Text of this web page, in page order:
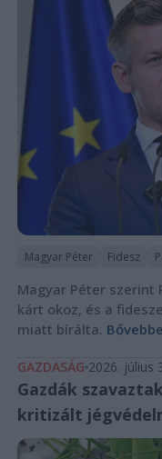
Magyar Péter Fidesz
Magyar Péter szerint
kárt okoz, és a
miatt bírálta.
GAZDASÁG 2026. július
Gazdák
kritizált